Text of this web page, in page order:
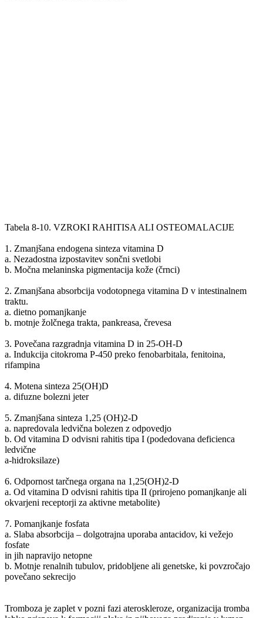
Tabela 8-10. VZROKI RAHITISA ALI OSTEOMALACIJE
1. Zmanjšana endogena sinteza vitamina D
a. Nezadostna izpostavitev sončni svetlobi
b. Močna melaninska pigmentacija kože (črnci)
2. Zmanjšana absorbcija vodotopnega vitamina D v intestinalnem
traktu.
a. dietno pomanjkanje
b. motnje žolčnega trakta, pankreasa, črevesa
3. Povečana razgradnja vitamina D in 25-OH-D
a. Indukcija citokroma P-450 preko fenobarbitala, fenitoina,
rifampina
4. Motena sinteza 25(OH)D
a. difuzne bolezni jeter
5. Zmanjšana sinteza 1,25 (OH)2-D
a. napredovala ledvična bolezen z odpovedjo
b. Od vitamina D odvisni rahitis tipa I (podedovana deficienca
ledvične
a-hidroksilaze)
6. Odpornost tarčnega organa na 1,25(OH)2-D
a. Od vitamina D odvisni rahitis tipa II (prirojeno pomanjkanje ali
okvarjeni receptorji za aktivne metabolite)
7. Pomanjkanje fosfata
a. Slaba absorbcija – dolgotrajna uporaba antacidov, ki vežejo
fosfate
in jih napravijo netopne
b. Motnje renalnih tubulov, pridobljene ali genetske, ki povzročajo
povečano sekrecijo
Tromboza je zaplet v pozni fazi ateroskleroze, organizacija tromba